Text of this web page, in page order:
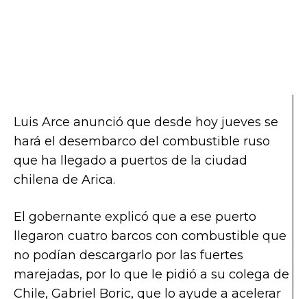
Luis Arce anunció que desde hoy jueves se
hará el desembarco del combustible ruso
que ha llegado a puertos de la ciudad
chilena de Arica.
El gobernante explicó que a ese puerto
llegaron cuatro barcos con combustible que
no podían descargarlo por las fuertes
marejadas, por lo que le pidió a su colega de
Chile, Gabriel Boric, que lo ayude a acelerar